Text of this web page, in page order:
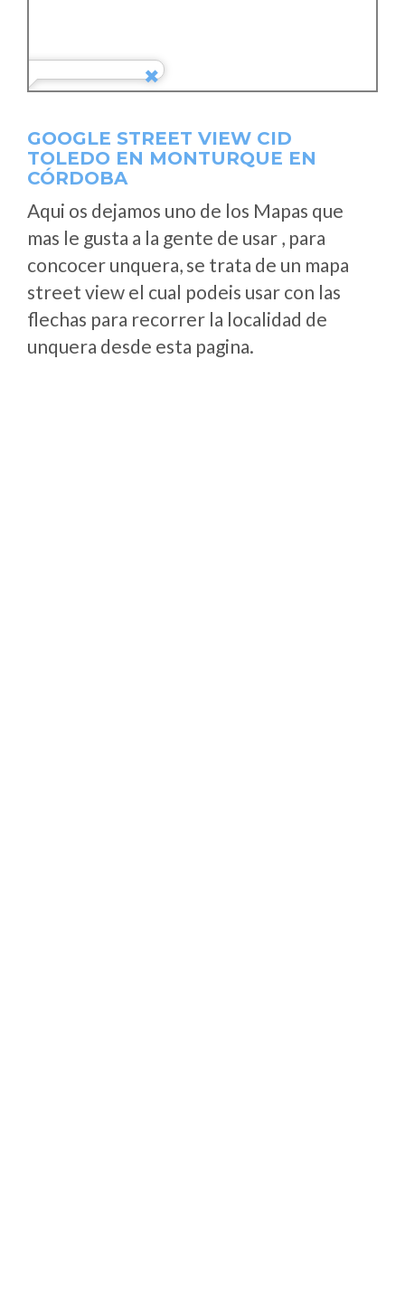
GOOGLE STREET VIEW CID
TOLEDO EN MONTURQUE EN
CÓRDOBA
Aqui os dejamos uno de los Mapas que
mas le gusta a la gente de usar , para
concocer unquera, se trata de un mapa
street view el cual podeis usar con las
flechas para recorrer la localidad de
unquera desde esta pagina.